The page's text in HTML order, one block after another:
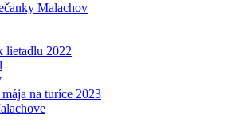
Malachov
lietadlu 2022
mája na turíce 2023